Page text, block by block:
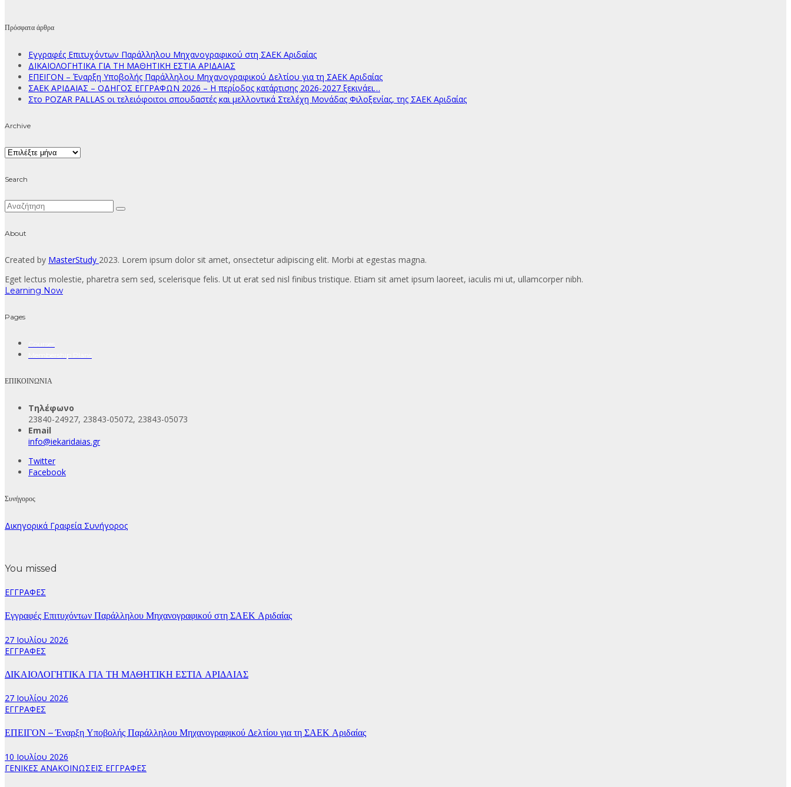
Πρόσφατα άρθρα
Εγγραφές Επιτυχόντων Παράλληλου Μηχανογραφικού στη ΣΑΕΚ Αριδαίας
ΔΙΚΑΙΟΛΟΓΗΤΙΚΑ ΓΙΑ ΤΗ ΜΑΘΗΤΙΚΗ ΕΣΤΙΑ ΑΡΙΔΑΙΑΣ
ΕΠΕΙΓΟΝ – Έναρξη Υποβολής Παράλληλου Μηχανογραφικού Δελτίου για τη ΣΑΕΚ Αριδαίας
ΣΑΕΚ ΑΡΙΔΑΙΑΣ – ΟΔΗΓΟΣ ΕΓΓΡΑΦΩΝ 2026 – Η περίοδος κατάρτισης 2026-2027 ξεκινάει…
Στο POZAR PALLAS οι τελειόφοιτοι σπουδαστές και μελλοντικά Στελέχη Μονάδας Φιλοξενίας, της ΣΑΕΚ Αριδαίας
Archive
Archive
Search
About
Created by MasterStudy 2023. Lorem ipsum dolor sit amet, onsectetur adipiscing elit. Morbi at egestas magna.
Eget lectus molestie, pharetra sem sed, scelerisque felis. Ut ut erat sed nisl finibus tristique. Etiam sit amet ipsum laoreet, iaculis mi ut, ullamcorper nibh.
Learning Now
Pages
ΕΠΙΚΟΙΝΩΝΙΑ
Τηλέφωνο
23840-24927, 23843-05072, 23843-05073
Email
info@iekaridaias.gr
Twitter
Facebook
Συνήγορος
Δικηγορικά Γραφεία Συνήγορος
You missed
ΕΓΓΡΑΦΕΣ
Εγγραφές Επιτυχόντων Παράλληλου Μηχανογραφικού στη ΣΑΕΚ Αριδαίας
27 Ιουλίου 2026
ΕΓΓΡΑΦΕΣ
ΔΙΚΑΙΟΛΟΓΗΤΙΚΑ ΓΙΑ ΤΗ ΜΑΘΗΤΙΚΗ ΕΣΤΙΑ ΑΡΙΔΑΙΑΣ
27 Ιουλίου 2026
ΕΓΓΡΑΦΕΣ
ΕΠΕΙΓΟΝ – Έναρξη Υποβολής Παράλληλου Μηχανογραφικού Δελτίου για τη ΣΑΕΚ Αριδαίας
10 Ιουλίου 2026
ΓΕΝΙΚΕΣ ΑΝΑΚΟΙΝΩΣΕΙΣ ΕΓΓΡΑΦΕΣ